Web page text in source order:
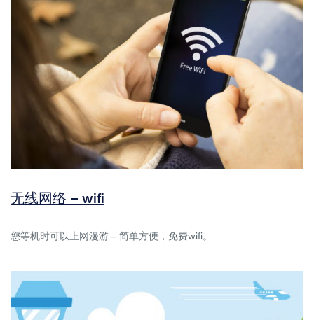
无线网络 – wifi
您等机时可以上网漫游 – 简单方便，免费wifi。